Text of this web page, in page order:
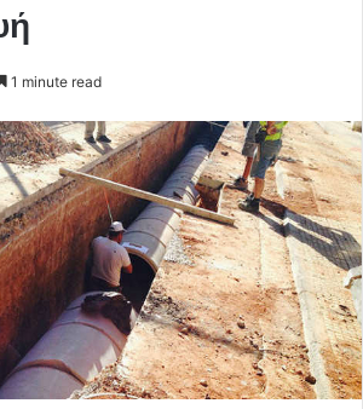
1 minute read